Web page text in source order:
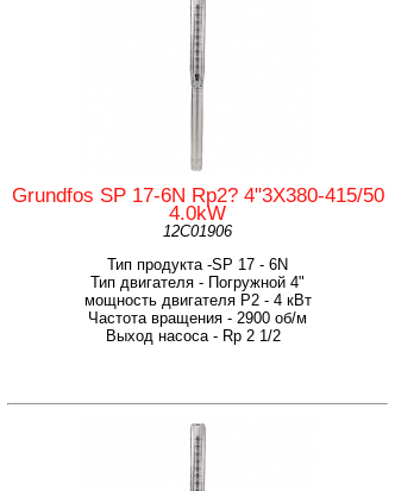
Grundfos SP 17-6N Rp2? 4"3X380-415/50
4.0kW
12C01906
Тип продукта -SP 17 - 6N
Тип двигателя - Погружной 4"
мощность двигателя Р2 - 4 кВт
Частота вращения - 2900 об/м
Выход насоса - Rp 2 1/2